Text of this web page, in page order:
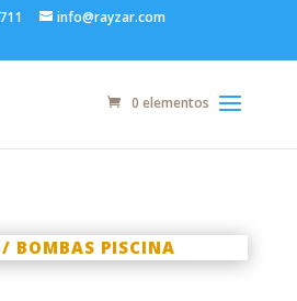
info@rayzar.com
0 elementos
/ BOMBAS PISCINA